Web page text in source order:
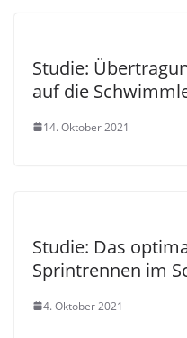
Studie:
auf die
14. Oktober 2021
Studie: Das
Sprintrennen im
4. Oktober 2021